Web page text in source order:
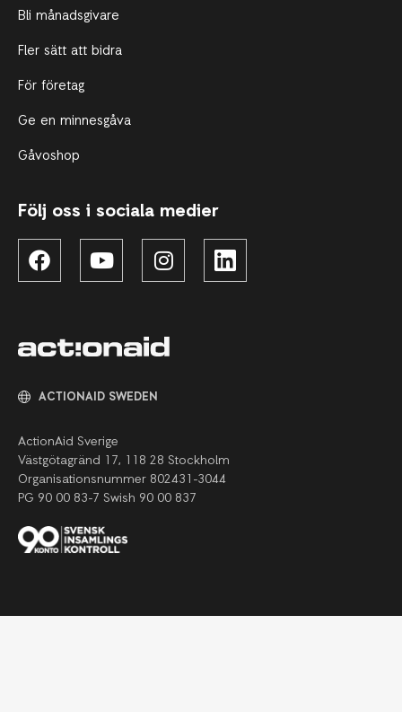
Bli månadsgivare
Fler sätt att bidra
För företag
Ge en minnesgåva
Gåvoshop
Följ oss i sociala medier
ActionAid Sverige
Västgötagränd 17, 118 28 Stockholm
Organisationsnummer 802431-3044
PG 90 00 83-7 Swish 90 00 837
ACTIONAID SWEDEN